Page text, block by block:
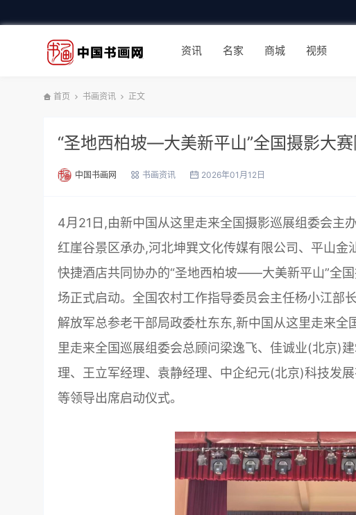
资讯 名家 商城 视频
首页 书画资讯 正文
“圣地西柏坡—大美新平山”全国摄影大
中国书画网 书画资讯 2026年01月12日
4月21日,由新中国从这里走来全国摄影巡展组委会主
红崖谷景区承办,河北坤巽文化传媒有限公司、平山
快捷酒店共同协办的“圣地西柏坡——大美新平山”全
场正式启动。全国农村工作指导委员会主任杨小江部
解放军总参老干部局政委杜东东,新中国从这里走来
里走来全国巡展组委会总顾问梁逸飞、佳诚业(北京)
理、王立军经理、袁静经理、中企纪元(北京)科技发
等领导出席启动仪式。